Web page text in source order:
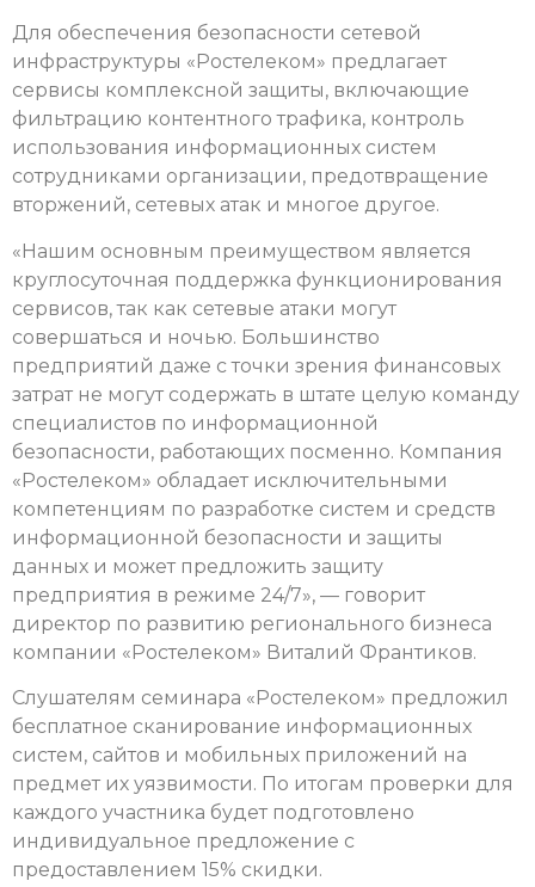
Для обеспечения безопасности сетевой
инфраструктуры «Ростелеком» предлагает
сервисы комплексной защиты, включающие
фильтрацию контентного трафика, контроль
использования информационных систем
сотрудниками организации, предотвращение
вторжений, сетевых атак и многое другое.
«Нашим основным преимуществом является
круглосуточная поддержка функционирования
сервисов, так как сетевые атаки могут
совершаться и ночью. Большинство
предприятий даже с точки зрения финансовых
затрат не могут содержать в штате целую команду
специалистов по информационной
безопасности, работающих посменно. Компания
«Ростелеком» обладает исключительными
компетенциям по разработке систем и средств
информационной безопасности и защиты
данных и может предложить защиту
предприятия в режиме 24/7», — говорит
директор по развитию регионального бизнеса
компании «Ростелеком» Виталий Франтиков.
Слушателям семинара «Ростелеком» предложил
бесплатное сканирование информационных
систем, сайтов и мобильных приложений на
предмет их уязвимости. По итогам проверки для
каждого участника будет подготовлено
индивидуальное предложение с
предоставлением 15% скидки.